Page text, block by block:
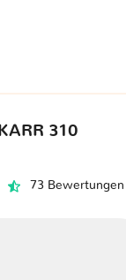
310
73 Bewertungen